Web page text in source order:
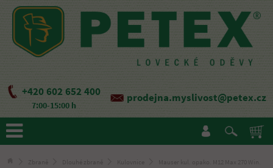
+420 602 652 400
7:00-15:00 h
prodejna.myslivost@petex.cz
Zbraně Dlouhé zbraně Kulovnice Mauser kul. opako. M12 Max 270 Win.